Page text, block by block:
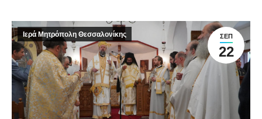
ΣΕΠ
22
Ιερά Μητρόπολη Θεσσαλονίκης